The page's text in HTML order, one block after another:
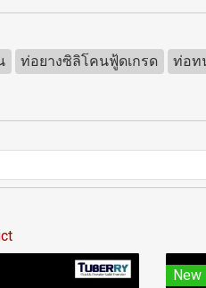
ท่อยางซิลิโคนฟู้ดเกรด ท่อท
New